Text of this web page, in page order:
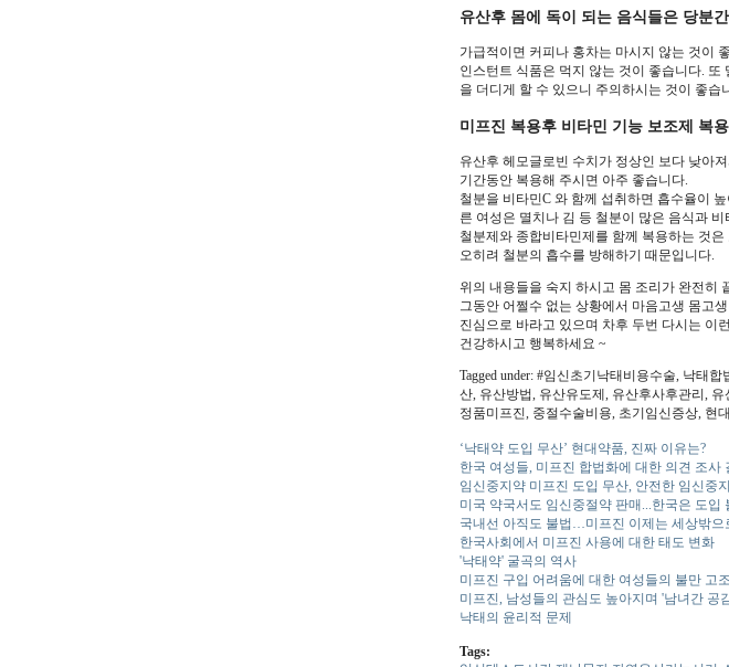
유산후 몸에 독이 되는 음식들은 당분
가급적이면 커피나 홍차는 마시지 않는 것이
인스턴트 식품은 먹지 않는 것이 좋습니다.
을 더디게 할 수 있으니 주의하시는 것이 좋습
미프진 복용후 비타민 기능 보조제 복
유산후 헤모글로빈 수치가 정상인 보다 낮아
기간동안 복용해 주시면 아주 좋습니다.
철분을 비타민C 와 함께 섭취하면 흡수율이
른 여성은 멸치나 김 등 철분이 많은 음식과
철분제와 종합비타민제를 함께 복용하는 것
오히려 철분의 흡수를 방해하기 때문입니다.
위의 내용들을 숙지 하시고 몸 조리가 완전히
그동안 어쩔수 없는 상황에서 마음고생 몸고
진심으로 바라고 있으며 차후 두번 다시는 이
건강하시고 행복하세요 ~
Tagged under: #임신초기낙태비용수술, 낙태
산, 유산방법, 유산유도제, 유산후사후관리,
정품미프진, 중절수술비용, 초기임신증상, 현
‘낙태약 도입 무산’ 현대약품, 진짜 이유는?
한국 여성들, 미프진 합법화에 대한 의견 조사
임신중지약 미프진 도입 무산, 안전한 임신중
미국 약국서도 임신중절약 판매...한국은 도입
국내선 아직도 불법…미프진 이제는 세상밖으
한국사회에서 미프진 사용에 대한 태도 변화
'낙태약' 굴곡의 역사
미프진 구입 어려움에 대한 여성들의 불만 고조
미프진, 남성들의 관심도 높아지며 '남녀간 공
낙태의 윤리적 문제
Tags: